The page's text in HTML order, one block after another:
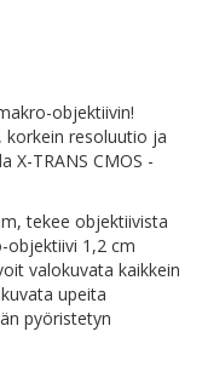
objektiivin!
korkein resoluutio ja
X-TRANS CMOS -
tekee objektiivista
objektiivi 1,2 cm
valokuvata kaikkein
upeita
pyöristetyn